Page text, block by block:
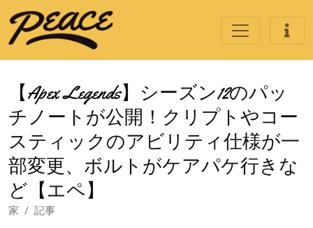
【Apex Legends】シーズン12のパッ
チノートが公開！クリプトやコー
スティックのアビリティ仕様が一
部変更、ボルトがケアパケ行きな
ど【エペ】
家 記事